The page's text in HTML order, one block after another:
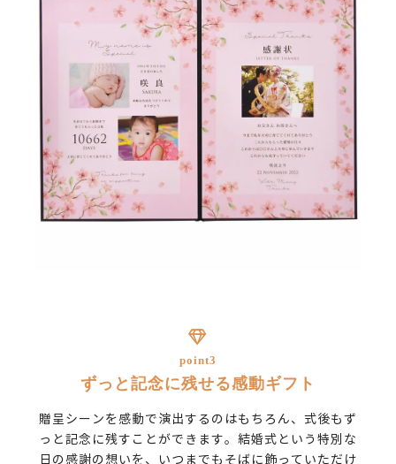
point3
ずっと記念に残せる感動ギフト
贈呈シーンを感動で演出するのはもちろん、式後もず
っと記念に残すことができます。結婚式という特別な
日の感謝の想いを、いつまでもそばに飾っていただけ